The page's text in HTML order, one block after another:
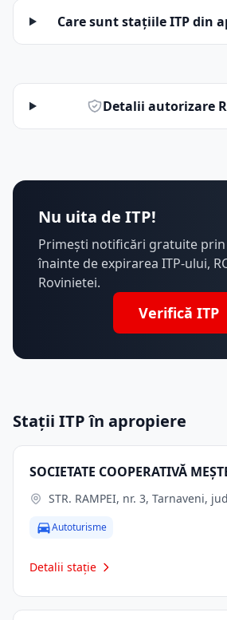
Care sunt stațiile ITP din
Detalii autorizare
Nu uita de ITP!
Primești notificări gratuite prin
înainte de expirarea ITP-ului,
Rovinietei.
Verifică ITP
Stații ITP în apropiere
STR. RAMPEI, nr. 3, Tarnaveni,
Autoturisme
Detalii stație